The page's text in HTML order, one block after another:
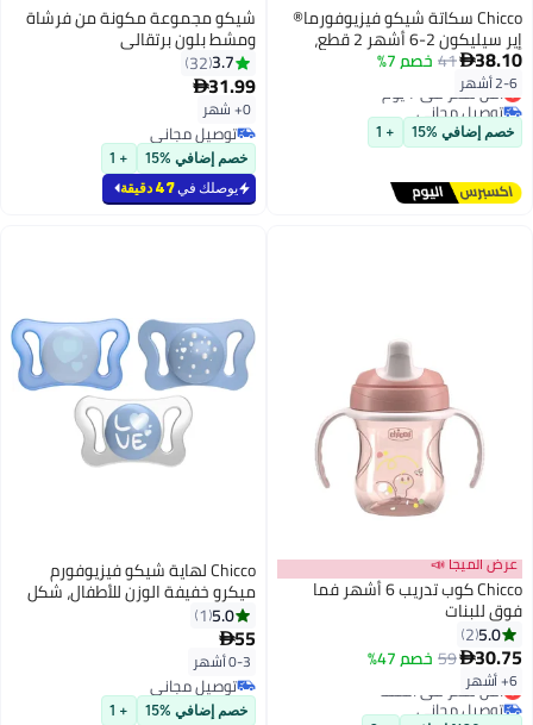
Chicco سكاتة شيكو فيزيوفورما®
إير سيليكون 2-6 أشهر 2 قطع،
أخضر (مختلط)
38.10
41 خصم 7%
2-6 أشهرأقل سعر في 7 يوم
توصيل مجاني
أقل سعر في 7 يوم
خصم إضافي %15 + 1
شيكو مجموعة مكونة من فرشاة
ومشط بلون برتقالي
3.7
32
31.99
0+ شهر
توصيل مجاني
توصيل مجاني
خصم إضافي %15 + 1
يوصلك في47 دقيقة
عرض الميجا 📣
Chicco كوب تدريب 6 أشهر فما
فوق للبنات
5.0
2
30.75
59 خصم 47%
6+ أشهر أقل سعر في السنة
توصيل مجاني
Chicco لهاية شيكو فيزيوفورم
ميكرو خفيفة الوزن للأطفال، شكل
فاتح
5.0
1
55
0-3 أشهر
توصيل مجاني
توصيل مجاني
خصم إضافي %15 + 1